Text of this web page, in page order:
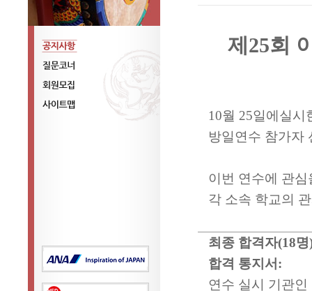
공지사항
질문코너
회원모집
제 25회
10월 25일에실시
방일연수 참가자
이번 연수에 관
각 소속 학교의
최종 합격자(18명
합격 통지서 :
연수 실시 기관